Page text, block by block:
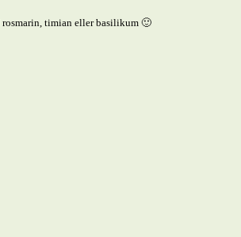
timian eller basilikum 🙂